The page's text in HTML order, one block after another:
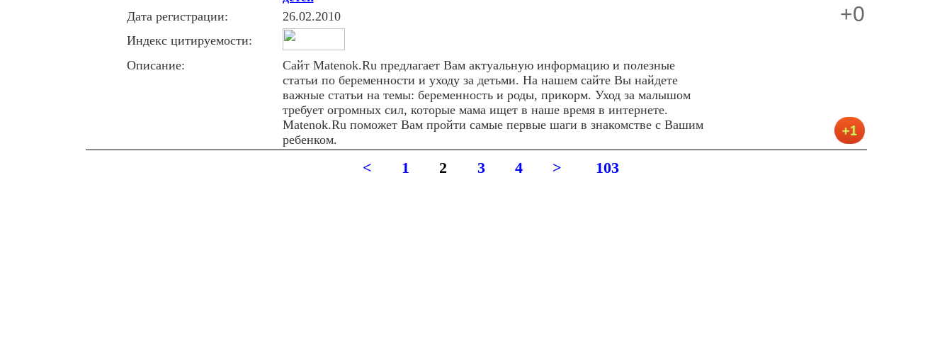
+0
Дата регистрации:
26.02.2010
Индекс цитируемости:
Описание:
Сайт Matenok.Ru предлагает Вам актуальную информацию и полезные
статьи по беременности и уходу за детьми. На нашем сайте Вы найдете
важные статьи на темы: беременность и роды, прикорм. Уход за малышом
требует огромных сил, которые мама ищет в наше время в интернете.
Matenok.Ru поможет Вам пройти самые первые шаги в знакомстве с Вашим
ребенком.
< 1 2 3 4 > 103